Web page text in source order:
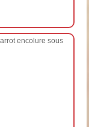
encolure sous